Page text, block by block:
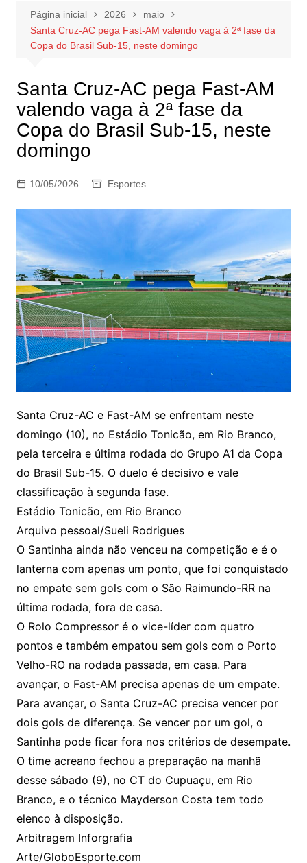
Página inicial 2026
maio
Santa Cruz-AC pega Fast-AM valendo vaga à 2ª fase da
Copa do Brasil Sub-15, neste domingo
Santa Cruz-AC pega Fast-AM
valendo vaga à 2ª fase da
Copa do Brasil Sub-15, neste
domingo
10/05/2026 Esportes
Santa Cruz-AC e Fast-AM se enfrentam neste
domingo (10), no Estádio Tonicão, em Rio Branco,
pela terceira e última rodada do Grupo A1 da Copa
do Brasil Sub-15. O duelo é decisivo e vale
classificação à segunda fase.
Estádio Tonicão, em Rio Branco
Arquivo pessoal/Sueli Rodrigues
O Santinha ainda não venceu na competição e é o
lanterna com apenas um ponto, que foi conquistado
no empate sem gols com o São Raimundo-RR na
última rodada, fora de casa.
O Rolo Compressor é o vice-líder com quatro
pontos e também empatou sem gols com o Porto
Velho-RO na rodada passada, em casa. Para
avançar, o Fast-AM precisa apenas de um empate.
Para avançar, o Santa Cruz-AC precisa vencer por
dois gols de diferença. Se vencer por um gol, o
Santinha pode ficar fora nos critérios de desempate.
O time acreano fechou a preparação na manhã
desse sábado (9), no CT do Cupuaçu, em Rio
Branco, e o técnico Mayderson Costa tem todo
elenco à disposição.
Arbitragem Inforgrafia
Arte/GloboEsporte.com